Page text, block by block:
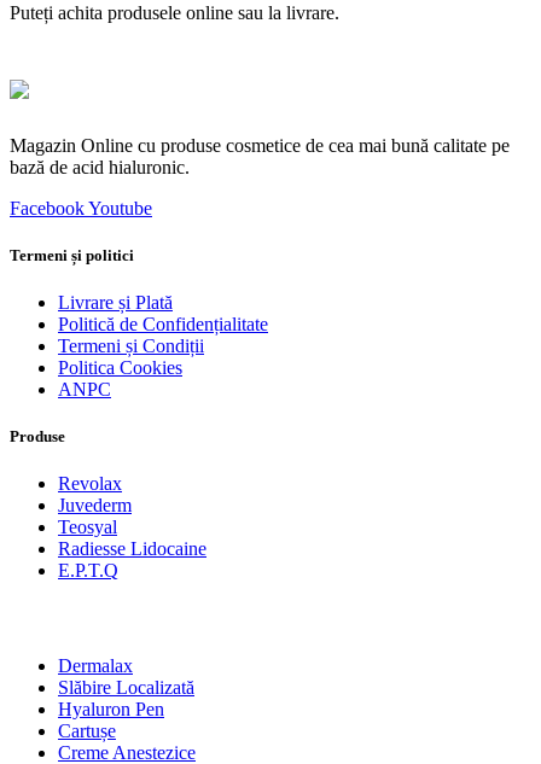
Puteți achita produsele online sau la livrare.
Magazin Online cu produse cosmetice de cea mai bună calitate pe
bază de acid hialuronic.
FacebookYoutube
Termeni și politici
Livrare și Plată
Politică de Confidențialitate
Termeni și Condiții
Politica Cookies
ANPC
Produse
Revolax
Juvederm
Teosyal
Radiesse Lidocaine
E.P.T.Q
Dermalax
Slăbire Localizată
Hyaluron Pen
Cartușe
Creme Anestezice